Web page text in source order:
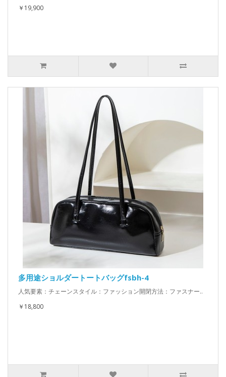
￥19,900
多用途ショルダートートバッグfsbh-4
人気要素：チェーンスタイル：ファッション開閉方法：ファスナー..
￥18,800